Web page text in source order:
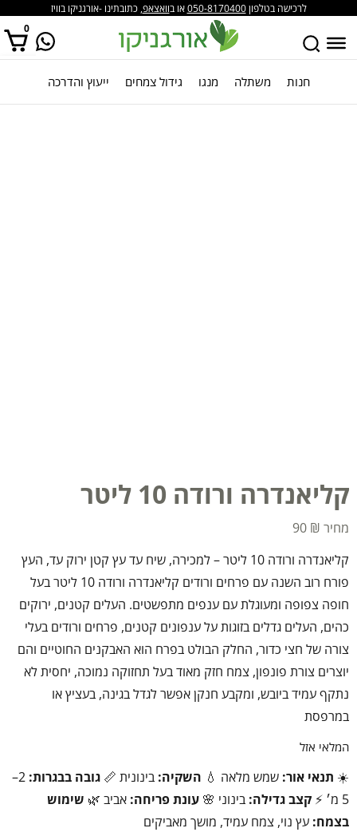
לרכישה בטלפון050-8170400או בוואצאפ, כתובתינו -אורגניקו בוויז
0
אין מוצרים בסל הקניות. חנות משתלה מנגו גידול צמחים ייעוץ והדרכה
קליאנדרה ורודה 10 ליטר
90 ₪
קליאנדרה ורודה 10 ליטר – למכירה, שיח עד עץ קטן ירוק עד, העץ
פורח רוב השנה עם פרחים ורודים קליאנדרה ורודה 10 ליטר בעל
חופה צפופה ומעוגלת עם ענפים מתפשטים. העלים קטנים, ירוקים
כהים, העלים גדלים בזוגות על ענפונים קטנים, פרחים ורודים בעלי
צורה של חצי כדור, החלק הבולט בפרח הוא האבקנים החוטיים והם
יוצרים צורת פונפון, צמח חזק מאוד בעל תחזוקה נמוכה, יחסית לא
נתקף עמיד ביובש, ומקבע חנקן אפשר לגדל בגינה, בעציץ או
במרפסת
המלאי אזל
☀️ תנאי אור: שמש מלאה 💧 השקיה: בינונית 📏 גובה בבגרות:
2–
5 מ׳ ⚡
קצב גדילה: בינוני 🌸 עונת פריחה: אביב 🌿 שימוש
בצמח: עץ נוי, צמח עמיד, מושך מאביקים